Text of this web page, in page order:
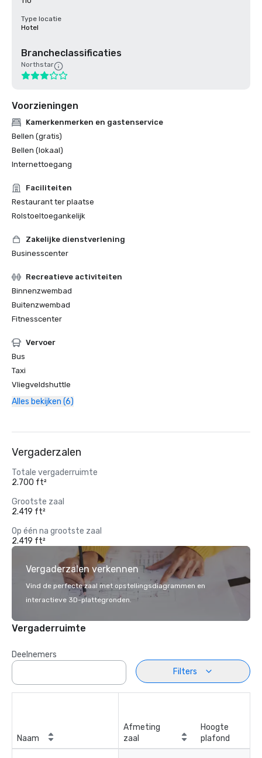
Type locatie
Hotel
Brancheclassificaties
Northstar
Voorzieningen
Kamerkenmerken en gastenservice
Bellen (gratis)
Bellen (lokaal)
Internettoegang
Faciliteiten
Restaurant ter plaatse
Rolstoeltoegankelijk
Zakelijke dienstverlening
Businesscenter
Recreatieve activiteiten
Binnenzwembad
Buitenzwembad
Fitnesscenter
Vervoer
Bus
Taxi
Vliegveldshuttle
Alles bekijken (6)
Vergaderzalen
Totale vergaderruimte
2.700 ft²
Grootste zaal
2.419 ft²
Op één na grootste zaal
2.419 ft²
Vergaderzalen verkennen
Vind de perfecte zaal met opstellingsdiagrammen en
interactieve 3D-plattegronden.
Vergaderruimte
Deelnemers
Filters
Naam
Afmeting
zaal
Hoogte
plafond